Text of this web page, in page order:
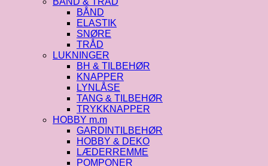
BÅND
ELASTIK
SNØRE
TRÅD
LUKNINGER
BH & TILBEHØR
KNAPPER
LYNLÅSE
TANG & TILBEHØR
TRYKKNAPPER
HOBBY m.m
GARDINTILBEHØR
HOBBY & DEKO
LÆDERREMME
POMPONER